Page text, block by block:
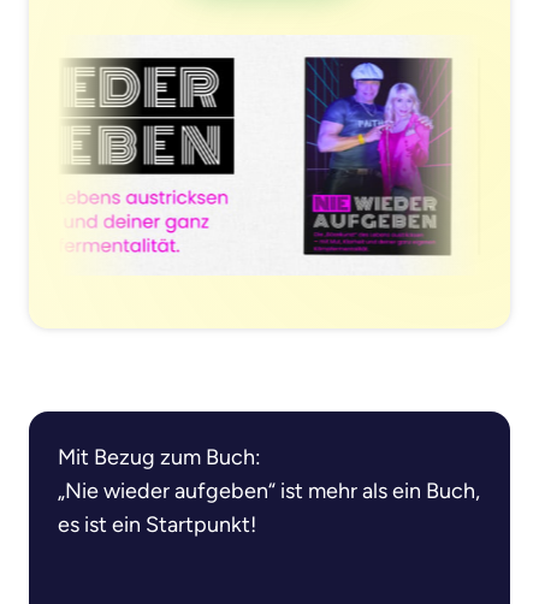
Mit Bezug zum Buch:
„Nie wieder aufgeben“ ist mehr als ein Buch,
es ist ein Startpunkt!